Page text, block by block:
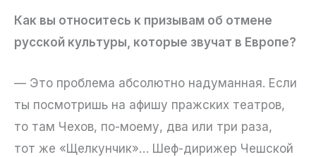
Как вы относитесь к призывам об отмене
русской культуры, которые звучат в Европе?
— Это проблема абсолютно надуманная. Если
ты посмотришь на афишу пражских театров,
то там Чехов, по-моему, два или три раза,
тот же «Щелкунчик»… Шеф-дирижер Чешской